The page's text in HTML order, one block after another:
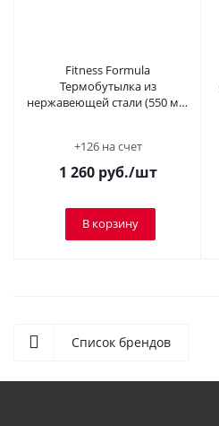
Fitness Formula
Термобутылка из
нержавеющей стали (550 мл)
+126 на счет
1 260руб./шт
В корзину
Список брендов